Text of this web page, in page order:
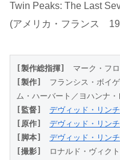
Twin Peaks: The Last
(アメリカ・フランス
[製作総指揮] マーク・フロ
[製作]
フランシス・ボイ
ム・ハーバート／ヨハンナ
[監督]
デヴィッド・リンチ
[原作]
デヴィッド・リンチ
[脚本]
デヴィッド・リンチ
[撮影]
ロナルド・ヴィク